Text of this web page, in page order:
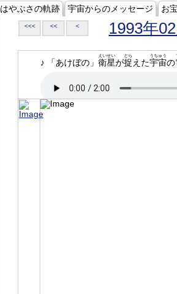
はやぶさの軌跡 宇宙からのメッセージ お
<<< << < 1993年02
♪ 「あけぼの」 衛星
えいせい
が捉
とら
えた宇宙
うちゅう
の